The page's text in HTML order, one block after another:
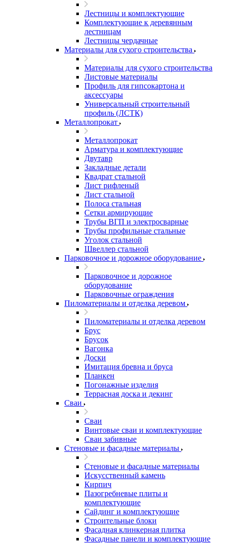
Лестницы и комплектующие
Комплектующие к деревянным
лестницам
Лестницы чердачные
Материалы для сухого строительства
Материалы для сухого строительства
Листовые материалы
Профиль для гипсокартона и
аксессуары
Универсальный строительный
профиль (ЛСТК)
Металлопрокат
Металлопрокат
Арматура и комплектующие
Двутавр
Закладные детали
Квадрат стальной
Лист рифленый
Лист стальной
Полоса стальная
Сетки армирующие
Трубы ВГП и электросварные
Трубы профильные стальные
Уголок стальной
Швеллер стальной
Парковочное и дорожное оборудование
Парковочное и дорожное
оборудование
Парковочные ограждения
Пиломатериалы и отделка деревом
Пиломатериалы и отделка деревом
Брус
Брусок
Вагонка
Доски
Имитация бревна и бруса
Планкен
Погонажные изделия
Террасная доска и декинг
Сваи
Сваи
Винтовые сваи и комплектующие
Сваи забивные
Стеновые и фасадные материалы
Стеновые и фасадные материалы
Искусственный камень
Кирпич
Пазогребневые плиты и
комплектующие
Сайдинг и комплектующие
Строительные блоки
Фасадная клинкерная плитка
Фасадные панели и комплектующие